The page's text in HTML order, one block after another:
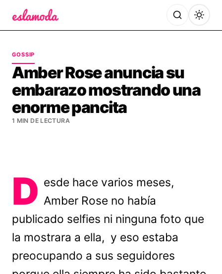
GOSSIP
Amber Rose anuncia su
embarazo mostrando una
enorme pancita
1 MIN DE LECTURA
D esde hace varios meses,
Amber Rose no había
publicado selfies ni ninguna foto que
la mostrara a ella, y eso estaba
preocupando a sus seguidores